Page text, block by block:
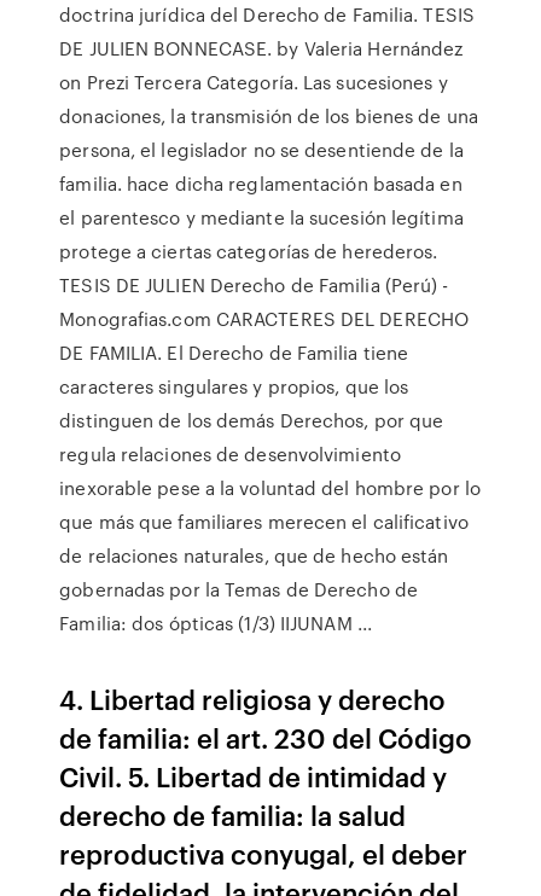
doctrina jurídica del Derecho de Familia. TESIS
DE JULIEN BONNECASE. by Valeria Hernández
on Prezi Tercera Categoría. Las sucesiones y
donaciones, la transmisión de los bienes de una
persona, el legislador no se desentiende de la
familia. hace dicha reglamentación basada en
el parentesco y mediante la sucesión legítima
protege a ciertas categorías de herederos.
TESIS DE JULIEN Derecho de Familia (Perú) -
Monografias.com CARACTERES DEL DERECHO
DE FAMILIA. El Derecho de Familia tiene
caracteres singulares y propios, que los
distinguen de los demás Derechos, por que
regula relaciones de desenvolvimiento
inexorable pese a la voluntad del hombre por lo
que más que familiares merecen el calificativo
de relaciones naturales, que de hecho están
gobernadas por la Temas de Derecho de
Familia: dos ópticas (1/3) IIJUNAM ...
4. Libertad religiosa y derecho
de familia: el art. 230 del Código
Civil. 5. Libertad de intimidad y
derecho de familia: la salud
reproductiva conyugal, el deber